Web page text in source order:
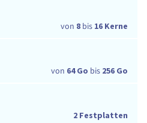
von 8 bis 16 Kerne
von 64 Go bis 256 Go
2 Festplatten